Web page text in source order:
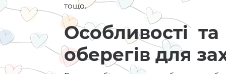
тощо.
Особливості
оберегів для